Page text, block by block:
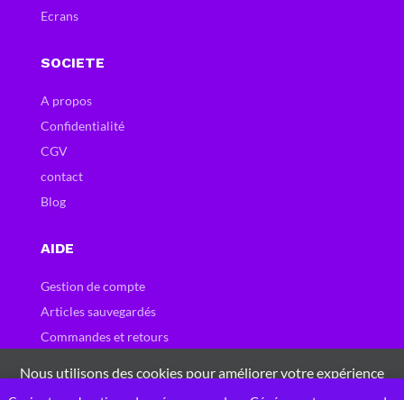
Ecrans
SOCIETE
A propos
Confidentialité
CGV
contact
Blog
AIDE
Gestion de compte
Articles sauvegardés
Commandes et retours
Nous utilisons des cookies pour améliorer votre expérience
sur notre site Web. En naviguant sur ce site, vous acceptez